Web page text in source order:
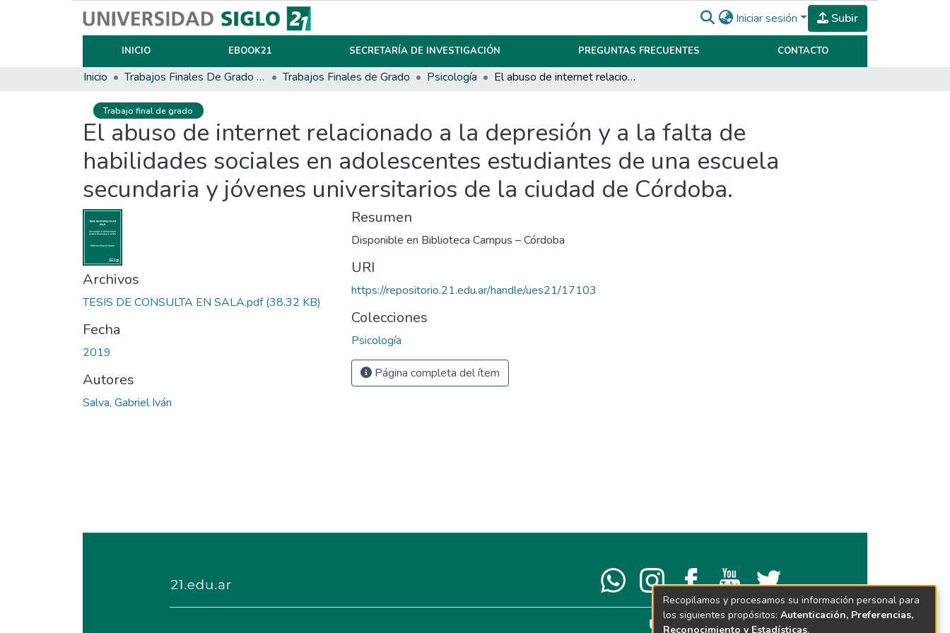
Iniciar sesión Subir
INICIO EBOOK21 SECRETARÍA DE INVESTIGACIÓN PREGUNTAS FRECUENTES CONTACTO
Inicio Trabajos Finales De Grado Y Posgrado Trabajos Finales de Grado Psicología El abuso de internet relacionado a la depresión y a la falta de habilidades sociales en adolescentes estudiantes de una escuela secundaria y jóvenes universitarios de la ciudad de Córdoba.
Trabajo final de grado
El abuso de internet relacionado a la depresión y a la falta de
habilidades sociales en adolescentes estudiantes de una escuela
secundaria y jóvenes universitarios de la ciudad de Córdoba.
Archivos
TESIS DE CONSULTA EN SALA.pdf(38.32 KB)
Fecha
2019
Autores
Salva, Gabriel Iván
Resumen
Disponible en Biblioteca Campus – Córdoba
URI
https://repositorio.21.edu.ar/handle/ues21/17103
Colecciones
Psicología
Página completa del ítem
Recopilamos y procesamos su información personal para
los siguientes propósitos: Autenticación, Preferencias,
Reconocimiento y Estadísticas.